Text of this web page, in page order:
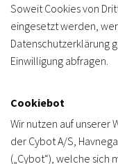
Soweit Cookies von
eingesetzt werden,
Datenschutzerklärung
Einwilligung abfragen.
Cookiebot
Wir nutzen auf unserer
der Cybot A/S,
(„Cybot“), welche sich